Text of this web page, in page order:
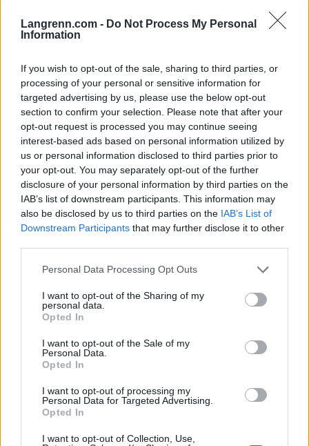
Langrenn.com - Do Not Process My Personal
Information
If you wish to opt-out of the sale, sharing to third parties, or
processing of your personal or sensitive information for
targeted advertising by us, please use the below opt-out
section to confirm your selection. Please note that after your
opt-out request is processed you may continue seeing
interest-based ads based on personal information utilized by
us or personal information disclosed to third parties prior to
your opt-out. You may separately opt-out of the further
disclosure of your personal information by third parties on the
IAB’s list of downstream participants. This information may
also be disclosed by us to third parties on the IAB’s List of
Downstream Participants that may further disclose it to other
Please note that this website/app uses one or more Google
not limited to your visit or usage behaviour. You may click to
grant or deny consent to Google and its third-party tags to
use your data for below specified purposes in below Google
consent section.
Personal Data Processing Opt Outs
I want to opt-out of the Sharing of my
personal data.
Opted In
I want to opt-out of the Sale of my
Personal Data.
Opted In
I want to opt-out of processing my
Personal Data for Targeted Advertising.
Opted In
I want to opt-out of Collection, Use,
Sivert Bakken, som nå har gjort comeback etter to
hjerteflimmer i 2021. Og det var hjerteflimmer
som gjorde at Ole Einar Bjørndalen måtte legge
opp i 2018.
Dagen etter at Tandrevold måtte stå av
verdenscupen i Finland, tvinges Erik Valnes til å
bryte 20-kilometeren under verdenscupen på
Lillehammer.
Martin Johnsrud Sundby ble lagt inn på sjukehus
Langrennstalentet Jørgen Lippert, som tok fire
medaljer under junior-VM i Goms i 2018, måtte
legge opp etter å ha blitt operert for hjerteflimmer
tre ganger.
Les mer:Stortalent satt ut av hjerteflimmer:
Tung dag for laget
Heller ikke Fletens teamkollega Amund Riege har